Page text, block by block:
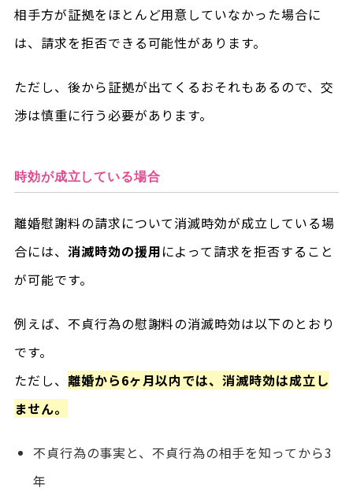
相手方が証拠をほとんど用意していなかった場合に
は、請求を拒否できる可能性があります。
ただし、後から証拠が出てくるおそれもあるので、交
渉は慎重に行う必要があります。
時効が成立している場合
離婚慰謝料の請求について消滅時効が成立している場
合には、 消滅時効の援用によって請求を拒否すること
が可能です。
例えば、不貞行為の慰謝料の消滅時効は以下のとおり
です。
ただし、 離婚から6ヶ月以内では、消滅時効は成立し
ません。
不貞行為の事実と、不貞行為の相手を知ってから3
年